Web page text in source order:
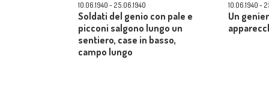
10.06.1940 - 25.06.1940
Soldati del genio con pale e
picconi salgono lungo un
sentiero, case in basso,
campo lungo
10.06.1940 -
Un